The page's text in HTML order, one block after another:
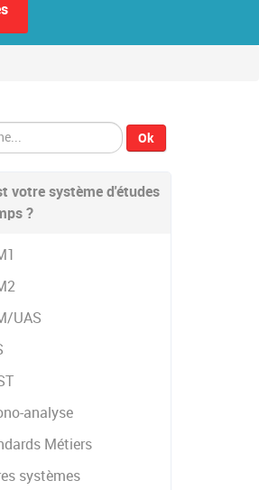
Ok
votre système d'études
?
UAS
analyse
Métiers
systèmes